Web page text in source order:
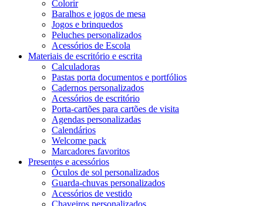
Colorir
Baralhos e jogos de mesa
Jogos e brinquedos
Peluches personalizados
Acessórios de Escola
Materiais de escritório e escrita
Calculadoras
Pastas porta documentos e portfólios
Cadernos personalizados
Acessórios de escritório
Porta-cartões para cartões de visita
Agendas personalizadas
Calendários
Welcome pack
Marcadores favoritos
Presentes e acessórios
Óculos de sol personalizados
Guarda-chuvas personalizados
Acessórios de vestido